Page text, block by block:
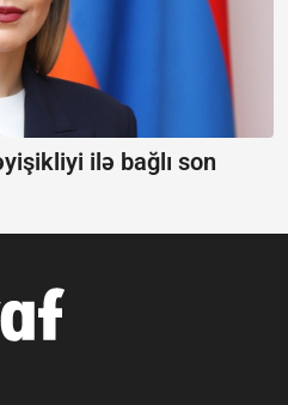
ilə bağlı son